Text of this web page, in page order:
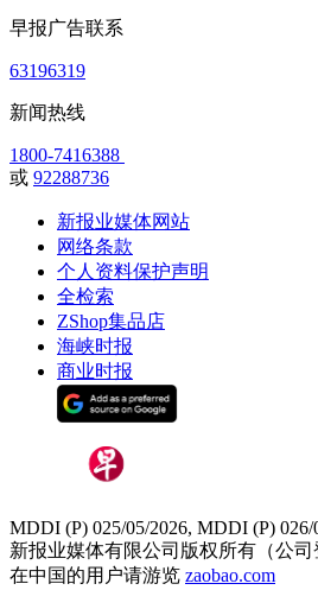
早报广告联系
63196319
新闻热线
1800-7416388
或 92288736
新报业媒体网站
网络条款
个人资料保护声明
全检索
ZShop集品店
海峡时报
商业时报
MDDI (P) 025/05/2026, MDDI (P) 026/
新报业媒体有限公司版权所有（公司
在中国的用户请游览 zaobao.com